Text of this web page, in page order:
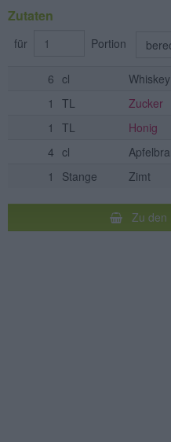
Zutaten
für Portion
6 cl Whiskey
1
TL
Zucker
1
TL
Honig
4 cl
1
Stange Zimt
Zu den